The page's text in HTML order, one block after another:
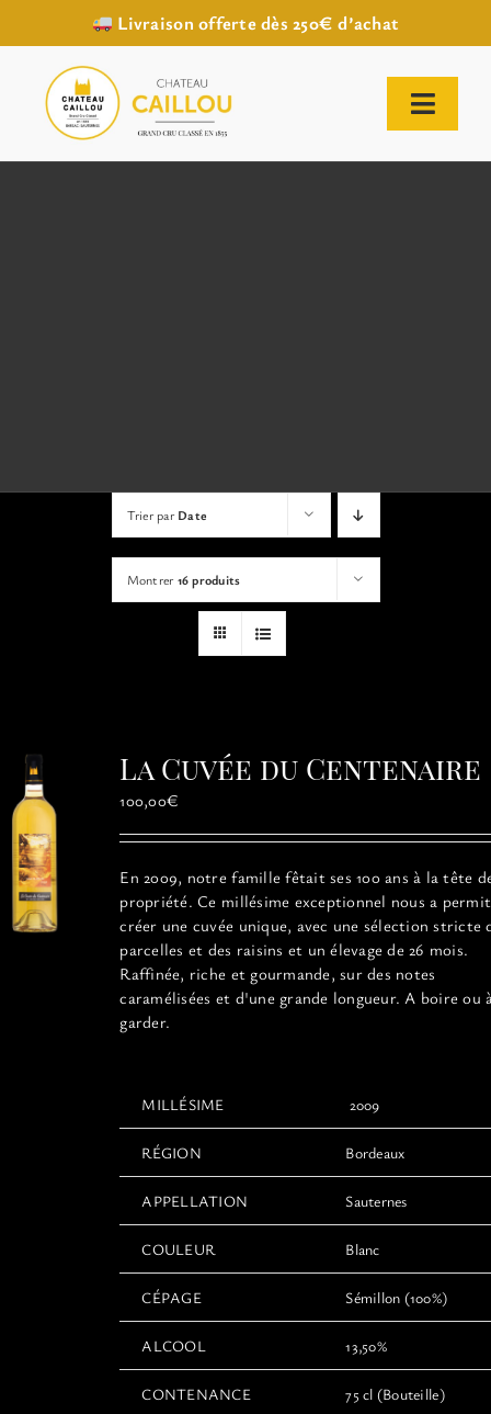
Livraison offerte dès 250€ d’achat
contenu
OFFRIR UNE EXPERIENCE
BOUTIQUE EN LIGNE
CONTACT
MON PANIER
Trier parDate
Montrer16 produits
La Cuvée du Centenaire
100,00€
En 2009, notre famille fêtait ses 100 ans à la tête
propriété. Ce millésime exceptionnel nous a
créer une cuvée unique, avec une sélection stricte
parcelles et des raisins et un élevage de 26 mois.
Raffinée, riche et gourmande, sur des notes
caramélisées et d'une grande longueur. A boire ou
garder.
MILLÉSIME 2009
RÉGION Bordeaux
APPELLATION Sauternes
COULEUR Blanc
CÉPAGE Sémillon (100%)
ALCOOL 13,50%
CONTENANCE 75 cl (Bouteille)